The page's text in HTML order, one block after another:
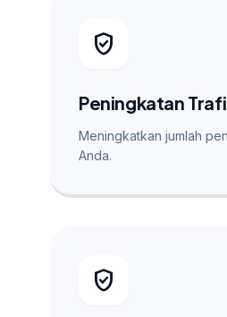
verified_user
Peningkatan
Meningkatkan jumlah
Anda.
verified_user